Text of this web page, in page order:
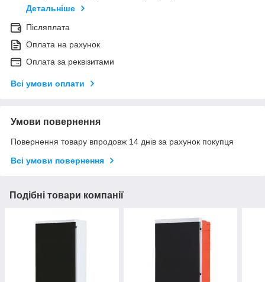
Детальніше
Післяплата
Оплата на рахунок
Оплата за реквізитами
Всі умови оплати
Умови повернення
Повернення товару впродовж 14 днів за рахунок покупця
Всі умови повернення
Подібні товари компанії